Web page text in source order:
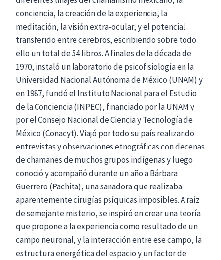
conciencia, la creación de la experiencia, la
meditación, la visión extra-ocular, y el potencial
transferido entre cerebros, escribiendo sobre todo
ello un total de 54 libros. A finales de la década de
1970, instaló un laboratorio de psicofisiología en la
Universidad Nacional Autónoma de México (UNAM) y
en 1987, fundó el Instituto Nacional para el Estudio
de la Conciencia (INPEC), financiado por la UNAM y
por el Consejo Nacional de Ciencia y Tecnología de
México (Conacyt). Viajó por todo su país realizando
entrevistas y observaciones etnográficas con decenas
de chamanes de muchos grupos indígenas y luego
conoció y acompañó durante un año a Bárbara
Guerrero (Pachita), una sanadora que realizaba
aparentemente cirugías psíquicas imposibles. A raíz
de semejante misterio, se inspiró en crear una teoría
que propone a la experiencia como resultado de un
campo neuronal, y la interacción entre ese campo, la
estructura energética del espacio y un factor de